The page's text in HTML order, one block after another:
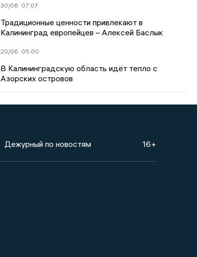
30/06 07:07
Традиционные ценности привлекают в
Калининград европейцев – Алексей Баслык
20/06 05:00
В Калининградскую область идёт тепло с
Азорских островов
Дежурный по новостям 16+